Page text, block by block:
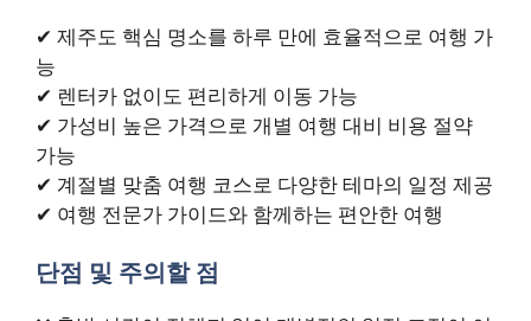
✔ 제주도 핵심 명소를 하루 만에 효율적으로 여행 가
능
✔ 렌터카 없이도 편리하게 이동 가능
✔ 가성비 높은 가격으로 개별 여행 대비 비용 절약
가능
✔ 계절별 맞춤 여행 코스로 다양한 테마의 일정 제공
✔ 여행 전문가 가이드와 함께하는 편안한 여행
단점 및 주의할 점